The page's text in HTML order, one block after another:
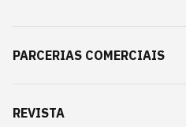
PARCERIAS COMERCIAIS
REVISTA